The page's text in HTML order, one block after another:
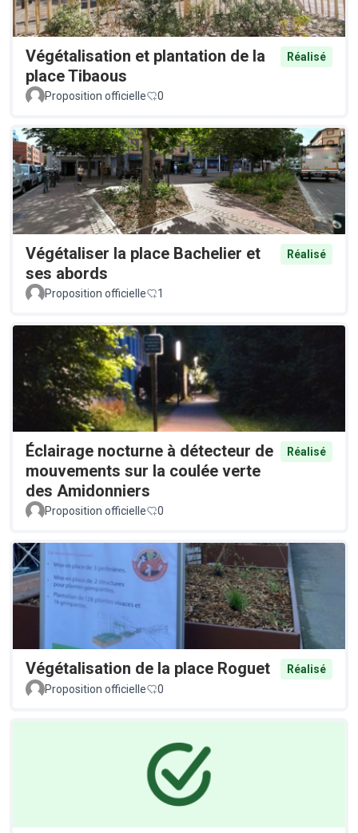
Végétalisation et plantation de la
place Tibaous
Réalisé
Proposition officielle 0
Végétaliser la place Bachelier et
ses abords
Réalisé
Proposition officielle 1
Éclairage nocturne à détecteur de
mouvements sur la coulée verte
des Amidonniers
Réalisé
Proposition officielle 0
Végétalisation de la place Roguet
Réalisé
Proposition officielle
0